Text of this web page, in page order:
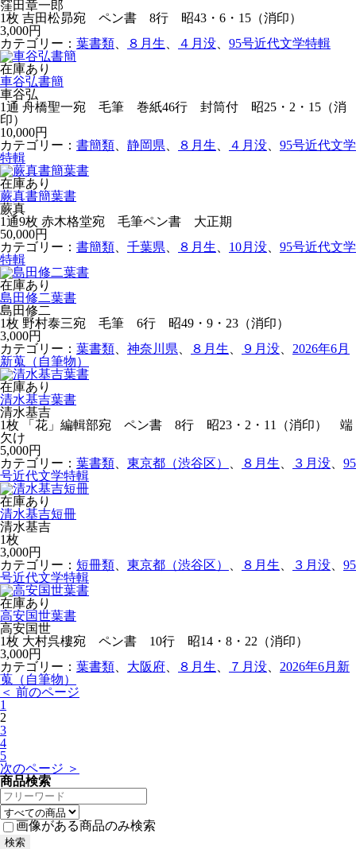
窪田章一郎
1枚 吉田松昴宛 ペン書 8行 昭43・6・15（消印）
3,000円
カテゴリー： 葉書類 ８月生 ４月没
95号近代文学特輯
在庫あり
車谷弘書簡
車谷弘
1通 舟橋聖一宛 毛筆 巻紙46行 封筒付 昭25・2・15（消
印）
10,000円
カテゴリー： 書簡類 静岡県 ８月生 ４月没
95号近代文学
特輯
在庫あり
蕨真書簡葉書
蕨真
1通9枚 赤木格堂宛 毛筆ペン書 大正期
50,000円
カテゴリー： 書簡類 千葉県 ８月生 10月没
95号近代文学
特輯
在庫あり
島田修二葉書
島田修二
1枚 野村泰三宛 毛筆 6行 昭49・9・23（消印）
3,000円
カテゴリー： 葉書類 神奈川県 ８月生 ９月没
2026年6月
新蒐（自筆物）
在庫あり
清水基吉葉書
清水基吉
1枚 「花」編輯部宛 ペン書 8行 昭23・2・11（消印） 端
欠け
5,000円
カテゴリー： 葉書類 東京都（渋谷区） ８月生 ３月没
95
号近代文学特輯
在庫あり
清水基吉短冊
清水基吉
1枚
3,000円
カテゴリー： 短冊類 東京都（渋谷区） ８月生 ３月没
95
号近代文学特輯
在庫あり
高安国世葉書
高安国世
1枚 大村呉樓宛 ペン書 10行 昭14・8・22（消印）
3,000円
カテゴリー： 葉書類 大阪府 ８月生 ７月没
2026年6月新
蒐（自筆物）
＜ 前のページ
1
2
3
4
5
次のページ ＞
商品検索
画像がある商品のみ検索